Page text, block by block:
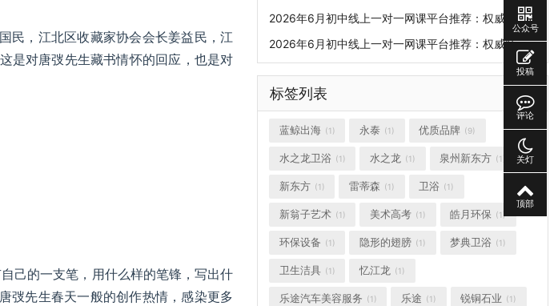
民，江北区收藏家协会会长姜益民，江
是对唐弢先生藏书情怀的回应，也是对
己的一支笔，用什么样的笔锋，写出什
弢先生春天一般的创作热情，感染更多
2026年6月初中线上一对一网课平台推荐：权威师资口碑排行榜，挖掘潜力突破学科上限
2026年6月初中线上一对一网课平台推荐：权威师资口碑排行榜，挖掘潜力突破学科上限
标签列表
蓝鲸出海 (1) 永泰 (1) 优质品牌 (9)
水之龙卫浴 (1) 水之龙 (1) 泉州新东方 (1)
新东方 (1) 雷蒂森 (1) 卫浴 (1)
新翁子艺术 (1) 美术高考 (1) 皓月环保 (1)
环保设备 (1) 隐形的翅膀 (1) 梦典卫浴 (1)
卫生洁具 (1) 忆江龙 (1)
乐途汽车美容服务 (1) 乐途 (1) 锐铜石业 (1)
公众号
投稿
评论
关灯
顶部